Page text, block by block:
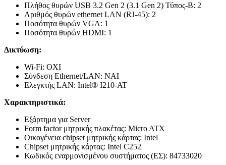
Πλήθος θυρών USB 3.2 Gen 2 (3.1 Gen 2) Τύπος-B: 2
Αριθμός θυρών ethernet LAN (RJ-45): 2
Ποσότητα θυρών VGA: 1
Ποσότητα θυρών HDMI: 1
Δικτύωση:
Wi-Fi: ΟΧΙ
Σύνδεση Ethernet/LAN: ΝΑΙ
Ελεγκτής LAN: Intel® I210-AT
Χαρακτηριστικά:
Εξάρτημα για Server
Form factor μητρικής πλακέτας: Micro ATX
Οικογένεια chipset μητρικής κάρτας: Intel
Chipset μητρικής κάρτας: Intel C252
Κωδικός εναρμονισμένου συστήματος (ΕΣ): 84733020